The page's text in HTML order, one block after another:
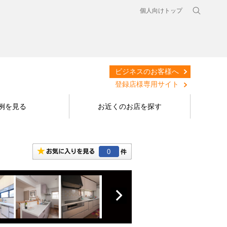
個人向けトップ
ビジネスのお客様へ
登録店様専用サイト
を見る お近くのお店を探す
0